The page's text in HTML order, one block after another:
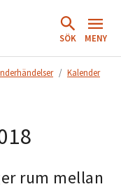
SÖK MENY
Kalender
rum mellan